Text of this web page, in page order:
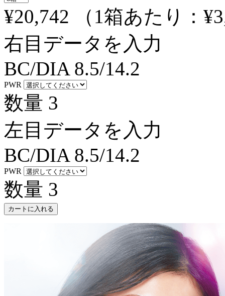
¥20,742
（1箱あたり：
右目データを入力
BC/DIA 8.5/14.2
PWR
数量 3
左目データを入力
BC/DIA 8.5/14.2
PWR
数量 3
カートに入れる